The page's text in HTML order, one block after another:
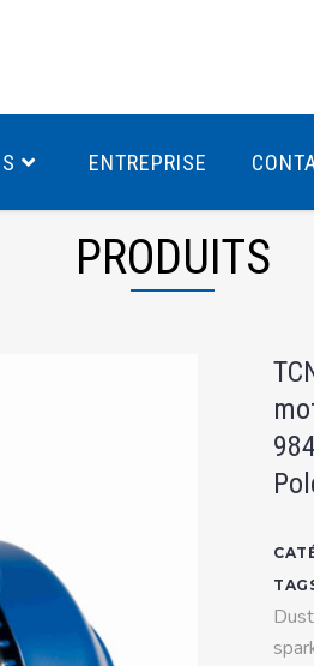
ÉCO T4
ÉCO T3
(non
NEMA
ENTREPRISE
PRODUITS